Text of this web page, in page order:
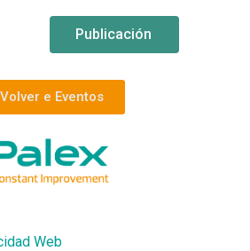
Publicación
Volver e Eventos
Web